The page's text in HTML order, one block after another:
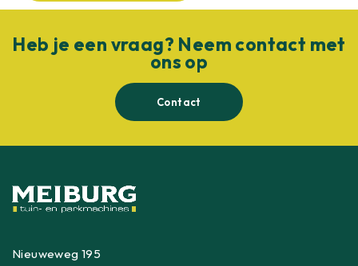
Heb je een vraag? Neem contact met
ons op
Contact
Nieuweweg 195